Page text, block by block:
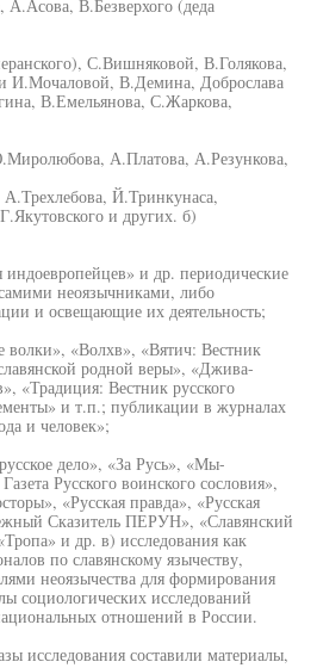
В.Безверхого (деда
С.Вишняковой, В.Голякова,
И.Мочаловой, В.Демина, Доброслава
В.Емельянова, С.Жаркова,
А.Платова, А.Резункова,
Й.Тринкунаса,
и других. б)
и др. периодические
неоязычниками, либо
и освещающие их деятельность;
«Волхв», «Вятич: Вестник
родной веры», «Джива-
«Традиция: Вестник русского
и т.п.; публикации в журналах
и человек»;
дело», «За Русь», «Мы-
Русского воинского сословия»,
«Русская правда», «Русская
Сказитель ПЕРУН», «Славянский
и др. в) исследования как
по славянскому язычеству,
неоязычества для формирования
социологических исследований
отношений в России.
исследования составили материалы,